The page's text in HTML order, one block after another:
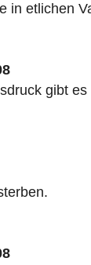
in etlichen
gibt